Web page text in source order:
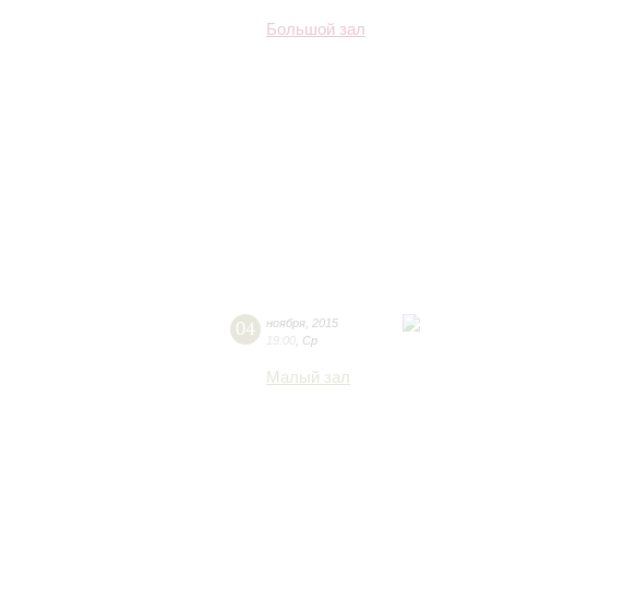
Большой зал
04 ноября 2015
19:00 Ср
Малый зал